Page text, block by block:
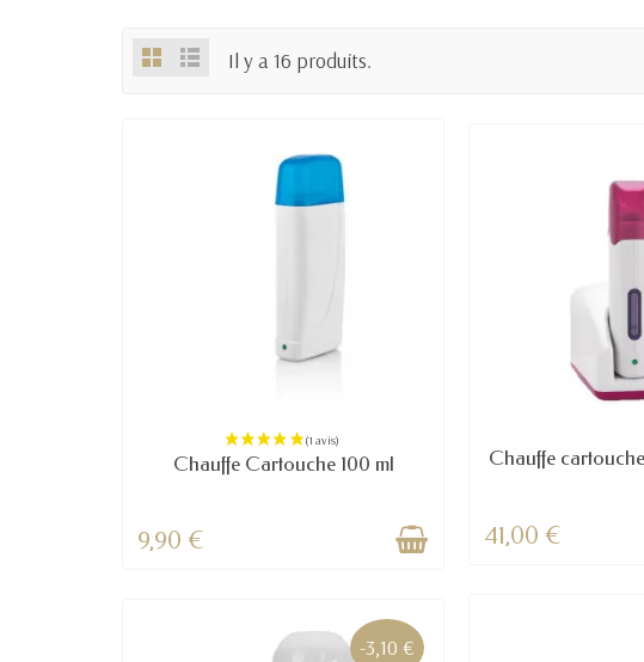
Il y a 16 produits.
Chauffe Cartouche 100 ml
9,90 €
Chauffe
41,00 €
-3,10 €